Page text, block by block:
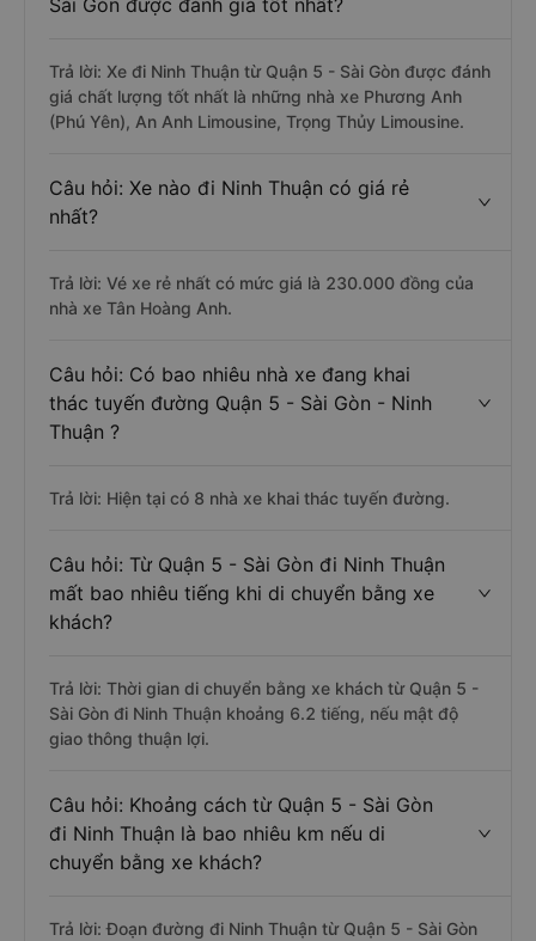
Sài Gòn được đánh giá tốt nhất?
Trả lời: Xe đi Ninh Thuận từ Quận 5 - Sài Gòn được đánh
giá chất lượng tốt nhất là những nhà xe Phương Anh
(Phú Yên), An Anh Limousine, Trọng Thủy Limousine.
Câu hỏi: Xe nào đi Ninh Thuận có giá rẻ
nhất?
Trả lời: Vé xe rẻ nhất có mức giá là 230.000 đồng của
nhà xe Tân Hoàng Anh.
Câu hỏi: Có bao nhiêu nhà xe đang khai
thác tuyến đường Quận 5 - Sài Gòn - Ninh
Thuận ?
Trả lời: Hiện tại có 8 nhà xe khai thác tuyến đường.
Câu hỏi: Từ Quận 5 - Sài Gòn đi Ninh Thuận
mất bao nhiêu tiếng khi di chuyển bằng xe
khách?
Trả lời: Thời gian di chuyển bằng xe khách từ Quận 5 -
Sài Gòn đi Ninh Thuận khoảng 6.2 tiếng, nếu mật độ
giao thông thuận lợi.
Câu hỏi: Khoảng cách từ Quận 5 - Sài Gòn
đi Ninh Thuận là bao nhiêu km nếu di
chuyển bằng xe khách?
Trả lời: Đoạn đường đi Ninh Thuận từ Quận 5 - Sài Gòn